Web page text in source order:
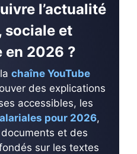
l’actualité
sociale et
en 2026 ?
chaîne YouTube
des explications
accessibles, les
pour 2026,
et des
sur les textes